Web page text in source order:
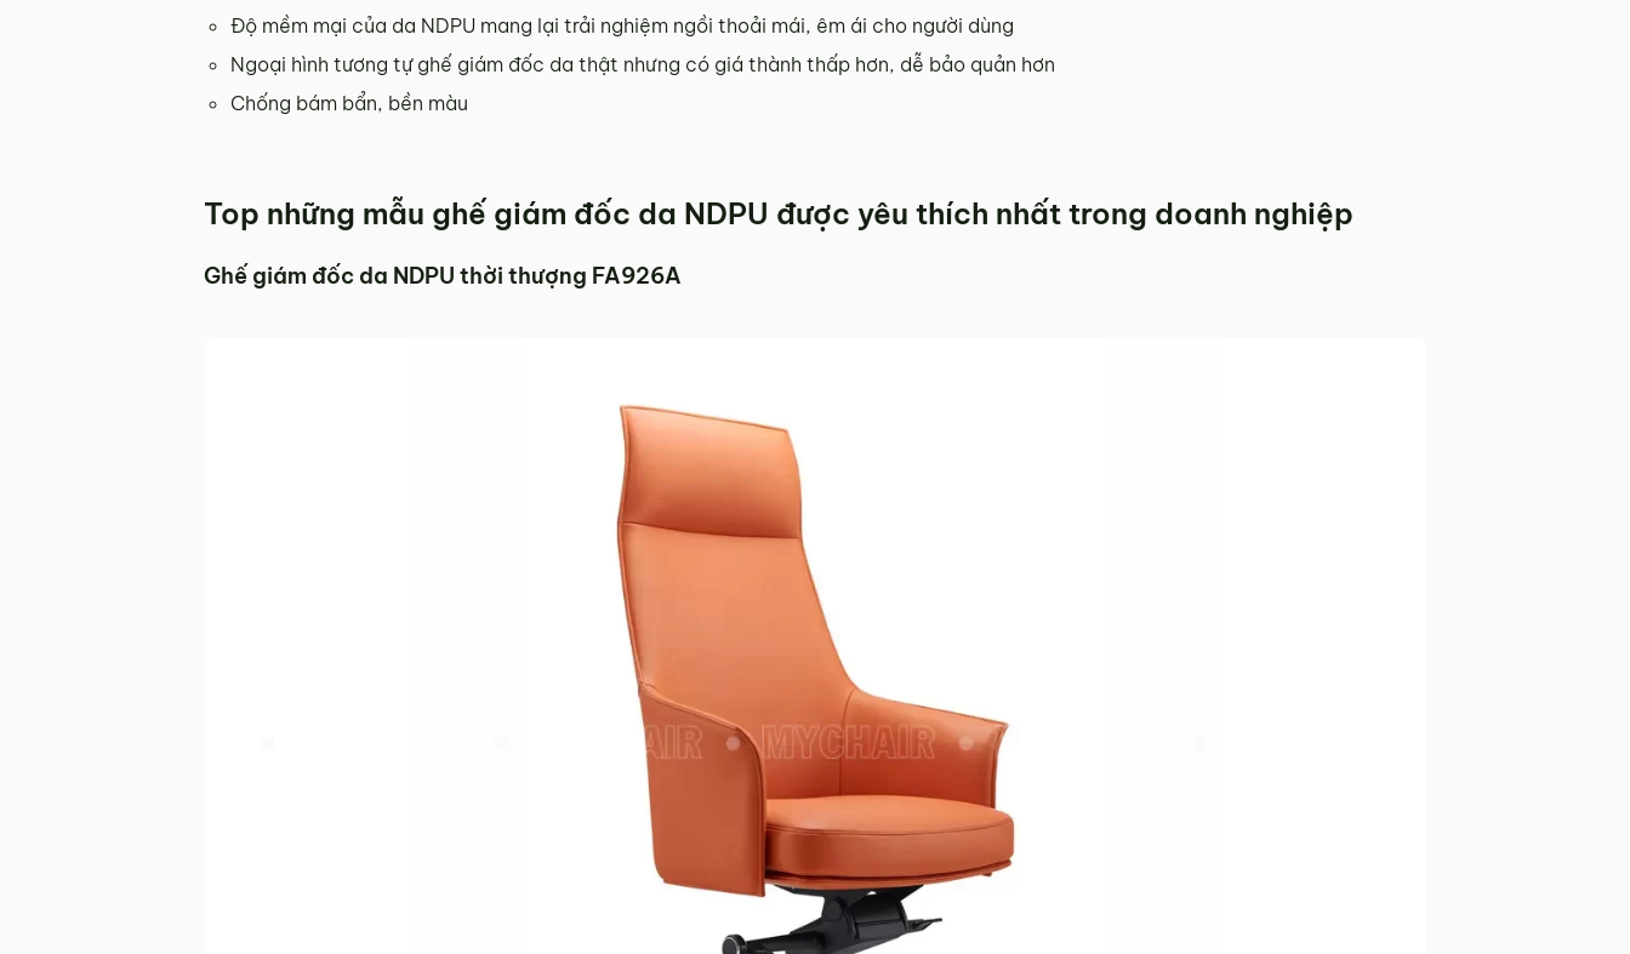
Độ mềm mại của da NDPU mang lại trải nghiệm ngồi thoải mái, êm ái cho người dùng
Ngoại hình tương tự ghế giám đốc da thật nhưng có giá thành thấp hơn, dễ bảo quản hơn
Chống bám bẩn, bền màu
Top những mẫu ghế giám đốc da NDPU được yêu thích nhất trong doanh nghiệp
Ghế giám đốc da NDPU thời thượng FA926A